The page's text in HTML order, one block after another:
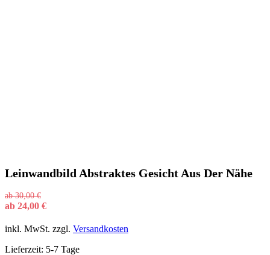
Leinwandbild Abstraktes Gesicht Aus Der Nähe
ab30,00€
ab 24,00 €
inkl. MwSt. zzgl. Versandkosten
Lieferzeit: 5-7 Tage